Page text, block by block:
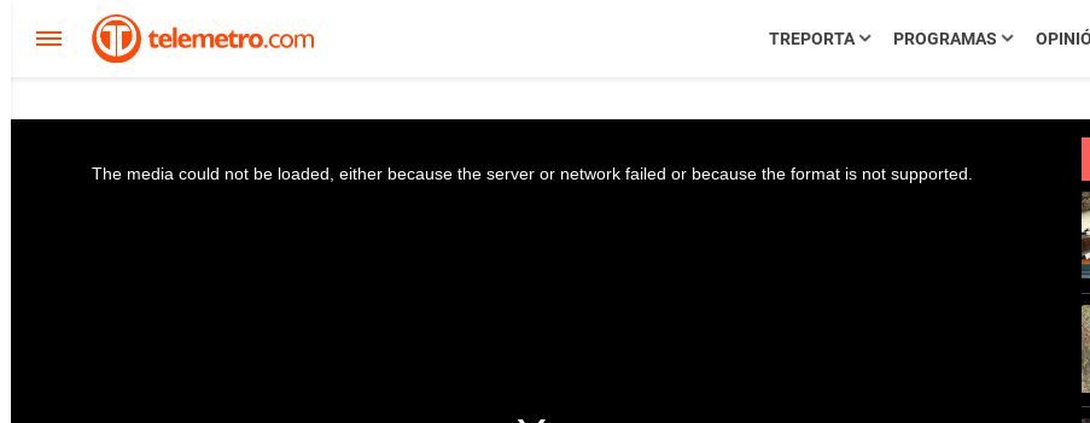
TREPORTA PROGRAMAS
The media could not be loaded, either because the server or network failed or because the format is not supported.